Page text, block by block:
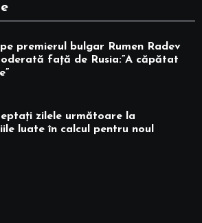
premierul bulgar Rumen Radev
faţă de Rusia:”A căpătat
zilele următoare la
luate în calcul pentru noul